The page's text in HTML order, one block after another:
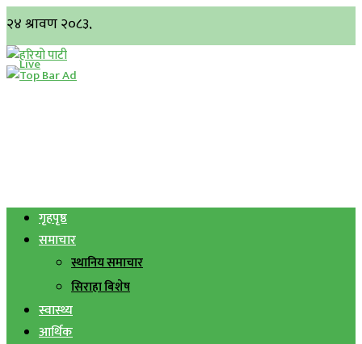
गृहपृष्ठ
समाचार
स्थानिय समाचार
सिराहा बिशेष
स्वास्थ्य
आर्थिक